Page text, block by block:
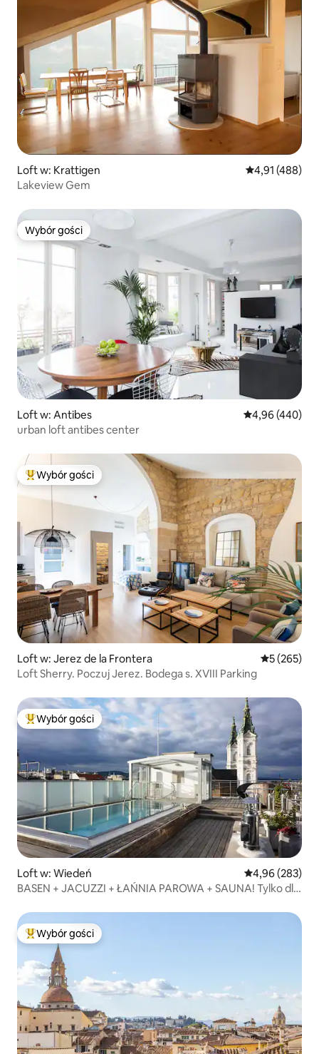
Loft w: Krattigen Średnia
4,91 (488)
Lakeview Gem
Wybór gości
Wybór gości
Loft w: Antibes Średnia
4,96 (440)
urban loft antibes center
Najpopularniejsze z kategorii Wybór gości
Wybór gości
Loft w: Jerez de la Frontera Średnia
5 (265)
Loft Sherry. Poczuj Jerez. Bodega s. XVIII Parking
Najpopularniejsze z kategorii Wybór gości
Wybór gości
Loft w: Wiedeń Średnia
4,96 (283)
BASEN + JACUZZI + ŁAŃNIA PAROWA + SAUNA! Tylko dla
Najpopularniejsze z kategorii Wybór gości
Wybór gości